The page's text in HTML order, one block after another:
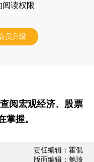
阅读权限
员升级
阅宏观经济、股票
掌握。
责任编辑：霍侃
版面编辑：鲍琦